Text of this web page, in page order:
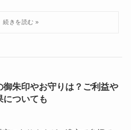
御朱印やお守りは？ご利益や
についても